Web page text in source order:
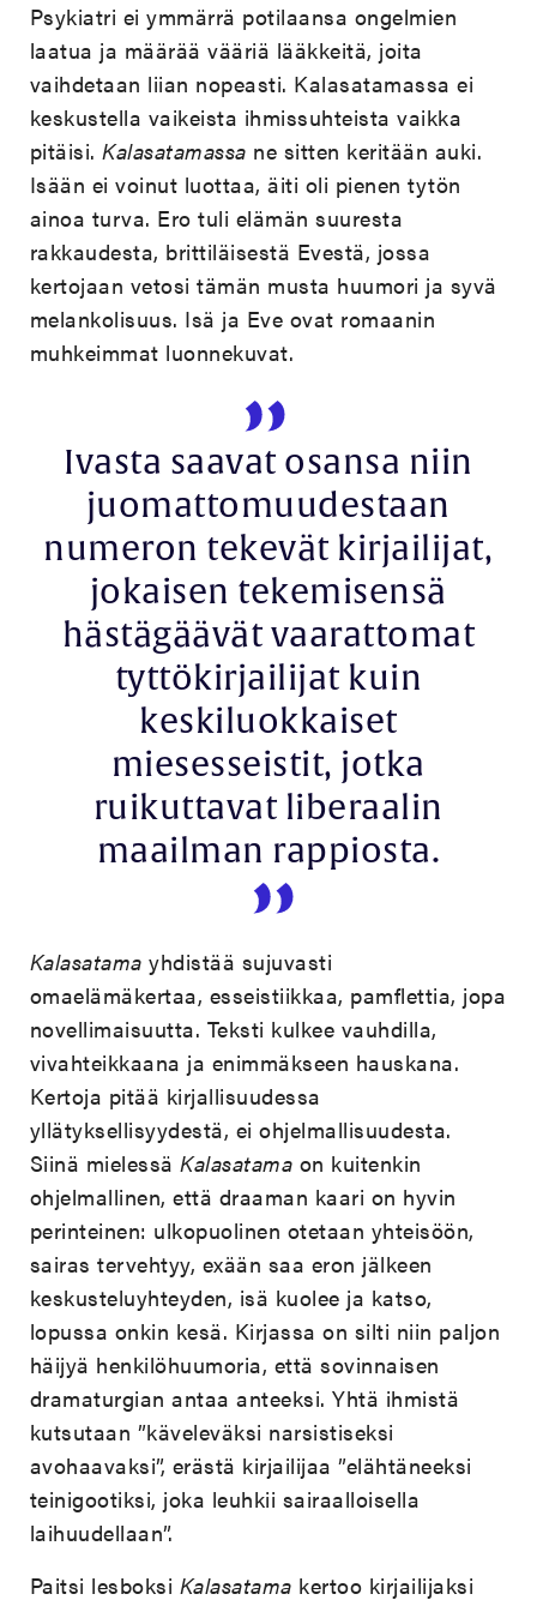
Psykiatri ei ymmärrä potilaansa ongelmien
laatua ja määrää vääriä lääkkeitä, joita
vaihdetaan liian nopeasti. Kalasatamassa ei
keskustella vaikeista ihmissuhteista vaikka
pitäisi.Kalasatamassa ne sitten keritään auki.
Isään ei voinut luottaa, äiti oli pienen tytön
ainoa turva. Ero tuli elämän suuresta
rakkaudesta, brittiläisestä Evestä, jossa
kertojaan vetosi tämän musta huumori ja syvä
melankolisuus. Isä ja Eve ovat romaanin
muhkeimmat luonnekuvat.
Ivasta saavat osansa niin
juomattomuudestaan
numeron tekevät kirjailijat,
jokaisen tekemisensä
hästägäävät vaarattomat
tyttökirjailijat kuin
keskiluokkaiset
miesesseistit, jotka
ruikuttavat liberaalin
maailman rappiosta.
Kalasatamayhdistää sujuvasti
omaelämäkertaa, esseistiikkaa, pamflettia, jopa
novellimaisuutta. Teksti kulkee vauhdilla,
vivahteikkaana ja enimmäkseen hauskana.
Kertoja pitää kirjallisuudessa
yllätyksellisyydestä, ei ohjelmallisuudesta.
Siinä mielessäKalasatama on kuitenkin
ohjelmallinen, että draaman kaari on hyvin
perinteinen: ulkopuolinen otetaan yhteisöön,
sairas tervehtyy, exään saa eron jälkeen
keskusteluyhteyden, isä kuolee ja katso,
lopussa onkin kesä. Kirjassa on silti niin paljon
häijyä henkilöhuumoria, että sovinnaisen
dramaturgian antaa anteeksi. Yhtä ihmistä
kutsutaan ”käveleväksi narsistiseksi
avohaavaksi”, erästä kirjailijaa ”elähtäneeksi
teinigootiksi, joka leuhkii sairaalloisella
laihuudellaan”.
Paitsi lesboksi Kalasatama kertoo kirjailijaksi